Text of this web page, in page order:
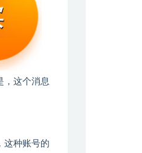
，这个消息
这种账号的